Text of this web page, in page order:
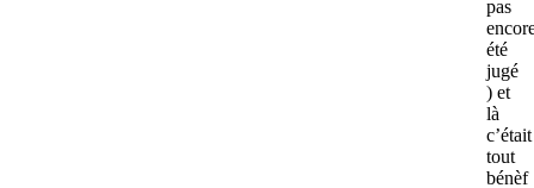
pas
été
jugé
) et
là
c’était
tout
bénèf